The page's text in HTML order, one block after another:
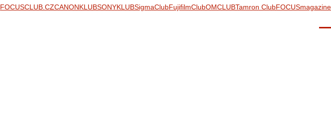
FOCUSCLUB.CZCANONKLUBSONYKLUBSigmaClubFujifilmClubOMCLUBTamron ClubFOCUSmagazine